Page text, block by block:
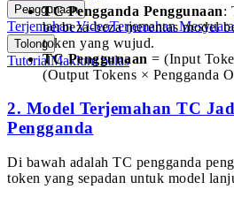
Penggunaan
Terjemahan VideoTerjemahan
Tolong
TutorialMaklum balas
TC Pengganda Penggunaan:
berbeza-beza merentas model
token yang wujud.
TC Penggunaan = (Input
(Output Tokens × Pengganda
2. Model Terjemahan TC
Pengganda
Di bawah adalah TC pengganda
token yang sepadan untuk model